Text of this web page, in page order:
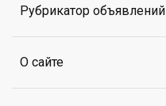
Рубрикатор объявлений
О сайте